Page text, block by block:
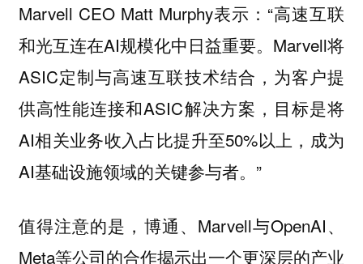
Marvell CEO Matt Murphy表示：“高速互联
和光互连在AI规模化中日益重要。Marvell将
ASIC定制与高速互联技术结合，为客户提
供高性能连接和ASIC解决方案，目标是将
AI相关业务收入占比提升至50%以上，成为
AI基础设施领域的关键参与者。”
值得注意的是，博通、Marvell与OpenAI、
Meta等公司的合作揭示出一个更深层的产业